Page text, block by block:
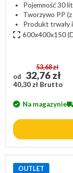
Pojemność 30
Tworzywo PP
Produkt trwały
600x400x150
od
53,68 zł
32,76 zł
40,30 zł Brutto
Na magazynie
OUTLET